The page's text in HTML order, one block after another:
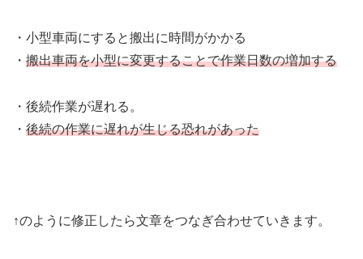
・小型車両にすると搬出に時間がかかる
・ 搬出車両を小型に変更することで作業日数の増加する
・後続作業が遅れる。
・ 後続の作業に遅れが生じる恐れがあった
↑のように修正したら文章をつなぎ合わせていきます。